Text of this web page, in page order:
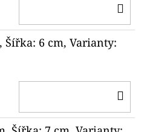
Šířka: 6 cm, Varianty: